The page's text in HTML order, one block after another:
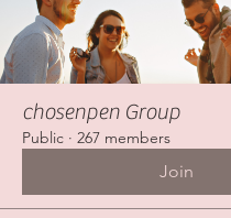
chosenpen Group
Public · 267 members
Join